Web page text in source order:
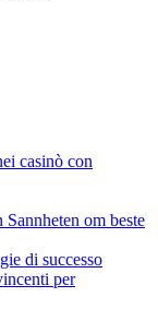
casinò con
om beste
di successo
per